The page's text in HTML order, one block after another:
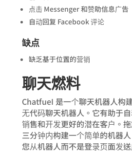
点击 Messenger 和赞助信息广告
自动回复 Facebook 评论
缺点
缺乏基于位置的营销
聊天燃料
ChatfueI 是一个聊天机器人构
无代码聊天机器人。它有助于
销售和开发更好的潜在客户。
三分钟内构建一个简单的机器
您从机器人而不是登录页面发